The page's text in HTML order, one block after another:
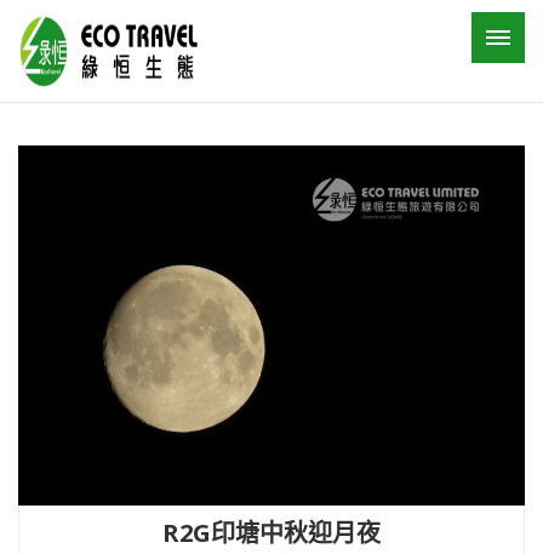
R2G印塘中秋迎月夜